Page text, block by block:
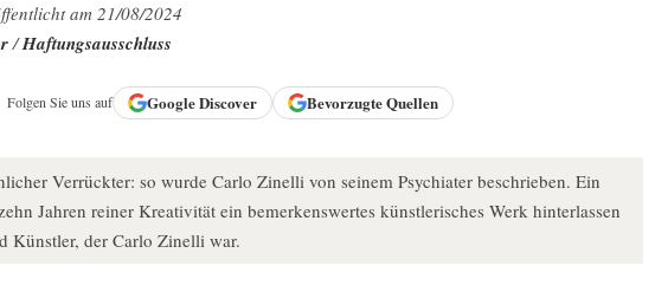
am 21/08/2024
/Haftungsausschluss
Folgen Sie uns auf GoogleDiscover Bevorzugte Quellen
Verrückter: so wurde Carlo Zinelli von seinem Psychiater beschrieben. Ein
Jahren reiner Kreativität ein bemerkenswertes künstlerisches Werk hinterlassen
Künstler, der Carlo Zinelli war.